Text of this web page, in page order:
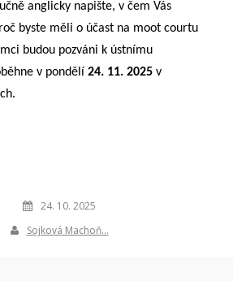
anglicky napište, v čem Vás
byste měli o účast na moot courtu
budou pozváni k ústnímu
v pondělí24. 11. 2025 v
24. 10. 2025
Sojková Machoň…